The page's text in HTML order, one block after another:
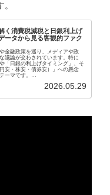
く消費税減税と日銀利上げ
ータから見る客観的ファク
金融政策を巡り、メディアや政
議論が交わされています。特に
「日銀の利上げタイミング」、そ
安・株安・債券安）」への懸念
ーマです。…
2026.05.29